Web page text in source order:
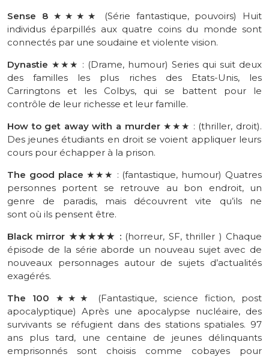
Sense 8 ★★★★ (Série fantastique, pouvoirs)
Huit
individus éparpillés aux quatre coins du monde sont
connectés par une soudaine et violente vision.
Dynastie ★★ ★ : (Drame, humour) Series qui suit deux
des familles les plus riches des Etats-Unis, les
Carringtons et les Colbys, qui se battent pour le
contrôle de leur richesse et leur famille.
How to get away with a murder ★★★ : (thriller, droit).
Des jeunes étudiants en droit se voient appliquer leurs
cours pour échapper à la prison.
The good place ★★★ : (fantastique, humour) Quatres
personnes portent se retrouve au bon endroit, un
genre de paradis, mais découvrent vite qu’ils ne
sont où ils pensent être.
Black mirror ★★★★★ : (horreur, SF,thriller ) Chaque
épisode de la série aborde un nouveau sujet avec de
nouveaux personnages autour de sujets d’actualités
exagérés.
The 100 ★★★ (Fantastique, science fiction, post
apocalyptique) Après une apocalypse nucléaire, des
survivants se réfugient dans des stations spatiales. 97
ans plus tard, une centaine de jeunes délinquants
emprisonnés sont choisis comme cobayes pour